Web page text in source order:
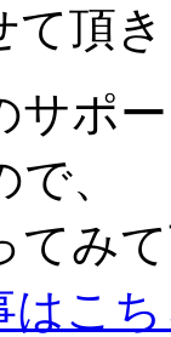
て頂
サポ
、
てみ
はこ